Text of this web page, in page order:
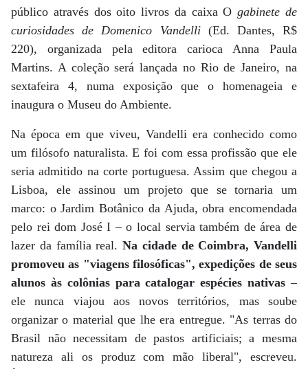
público através dos oito livros da caixa Ogabinete de
curiosidades de Domenico Vandelli(Ed. Dantes, R$
220), organizada pela editora carioca Anna Paula
Martins. A coleção será lançada no Rio de Janeiro, na
sextafeira 4, numa exposição que o homenageia e
inaugura o Museu do Ambiente.
Na época em que viveu, Vandelli era conhecido como
um filósofo naturalista. E foi com essa profissão que ele
seria admitido na corte portuguesa. Assim que chegou a
Lisboa, ele assinou um projeto que se tornaria um
marco: o Jardim Botânico da Ajuda, obra encomendada
pelo rei dom José I – o local servia também de área de
lazer da família real. Na cidade de Coimbra, Vandelli
promoveu as "viagens filosóficas", expedições de seus
alunos às colônias para catalogar espécies nativas –
ele nunca viajou aos novos territórios, mas soube
organizar o material que lhe era entregue. "As terras do
Brasil não necessitam de pastos artificiais; a mesma
natureza ali os produz com mão liberal", escreveu.